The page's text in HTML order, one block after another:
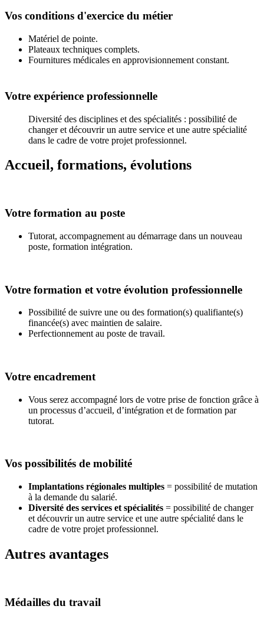
Vos conditions d'exercice du métier
Matériel de pointe.
Plateaux techniques complets.
Fournitures médicales en approvisionnement constant.
Votre expérience professionnelle
Diversité des disciplines et des spécialités : possibilité de
changer et découvrir un autre service et une autre spécialité
dans le cadre de votre projet professionnel.
Accueil, formations, évolutions
Votre formation au poste
Tutorat, accompagnement au démarrage dans un nouveau
poste, formation intégration.
Votre formation et votre évolution professionnelle
Possibilité de suivre une ou des formation(s) qualifiante(s)
financée(s) avec maintien de salaire.
Perfectionnement au poste de travail.
Votre encadrement
Vous serez accompagné lors de votre prise de fonction grâce à
un processus d’accueil, d’intégration et de formation par
tutorat.
Vos possibilités de mobilité
Implantations régionales multiples = possibilité de mutation
à la demande du salarié.
Diversité des services et spécialités = possibilité de changer
et découvrir un autre service et une autre spécialité dans le
cadre de votre projet professionnel.
Autres avantages
Médailles du travail